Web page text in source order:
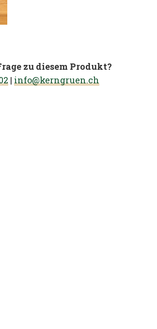
zu diesem Produkt?
| info@kerngruen.ch